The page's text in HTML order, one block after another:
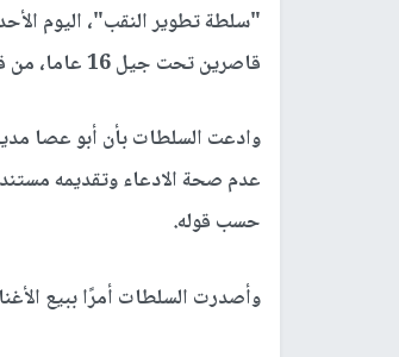
قاصرين تحت جيل 16 عاما، من قرية أم بطين في منطقة النقب، جنوبي البلاد.
عدم صحة الادعاء وتقديمه
حسب قوله.
وأصدرت السلطات أمرًا ببيع الأغنام الـ150 في مزاد علني، غدًا الإثنين، على الرغْم من توجه